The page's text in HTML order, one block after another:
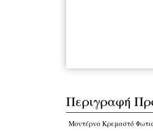
Περιγραφή
Μοντέρνο Κρεμαστό